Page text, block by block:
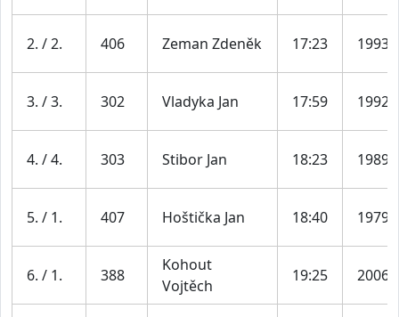
2. / 2. 406 Zeman Zdeněk 17:23 1993
3. / 3. 302 Vladyka Jan 17:59 1992
4. / 4. 303 Stibor Jan 18:23 1989
5. / 1. 407 Hoštička Jan 18:40 1979
6. / 1. 388
Kohout
Vojtěch
19:25 2006